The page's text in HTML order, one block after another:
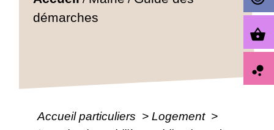
démarches
Accueil particuliers > Logement >
shopping_basket
bubble_chart